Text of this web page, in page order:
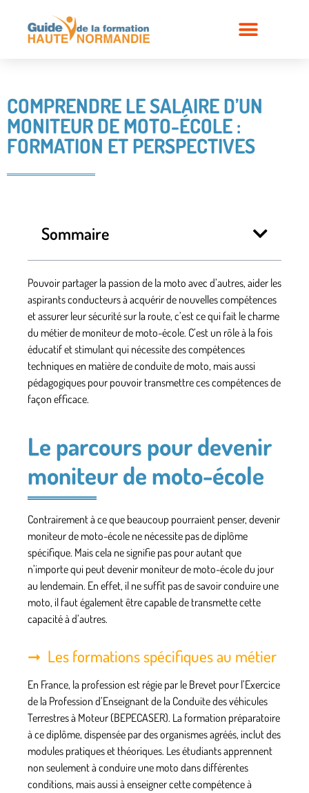
COMPRENDRE LE SALAIRE D’UN
MONITEUR DE MOTO-ÉCOLE :
FORMATION ET PERSPECTIVES
Sommaire
Pouvoir partager la passion de la moto avec d’autres, aider les
aspirants conducteurs à acquérir de nouvelles compétences
et assurer leur sécurité sur la route, c’est ce qui fait le charme
du métier de moniteur de moto-école. C’est un rôle à la fois
éducatif et stimulant qui nécessite des compétences
techniques en matière de conduite de moto, mais aussi
pédagogiques pour pouvoir transmettre ces compétences de
façon efficace.
Le parcours pour devenir
moniteur de moto-école
Contrairement à ce que beaucoup pourraient penser, devenir
moniteur de moto-école ne nécessite pas de diplôme
spécifique. Mais cela ne signifie pas pour autant que
n’importe qui peut devenir moniteur de moto-école du jour
au lendemain. En effet, il ne suffit pas de savoir conduire une
moto, il faut également être capable de transmette cette
capacité à d’autres.
Les formations spécifiques au métier
En France, la profession est régie par le Brevet pour l’Exercice
de la Profession d’Enseignant de la Conduite des véhicules
Terrestres à Moteur (BEPECASER). La formation préparatoire
à ce diplôme, dispensée par des organismes agréés, inclut des
modules pratiques et théoriques. Les étudiants apprennent
non seulement à conduire une moto dans différentes
conditions, mais aussi à enseigner cette compétence à